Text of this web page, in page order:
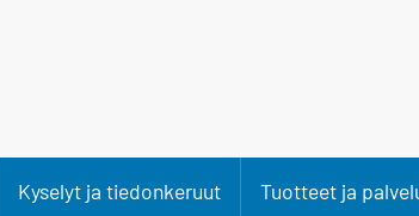
Kyselyt ja tiedonkeruut Tuotteet ja